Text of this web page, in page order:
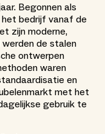
Begonnen als
bedrijf vanaf de
zijn moderne,
de stalen
ontwerpen
waren
en
met het
gebruik te